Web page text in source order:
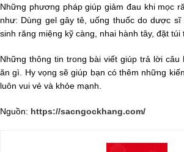
Những phương pháp giúp giảm đau khi mọc
như: Dùng gel gây tê, uống thuốc do dược
sinh răng miệng kỹ càng, nhai hành tây, đặt túi
Những thông tin trong bài viết giúp trả lời câu
ăn gì. Hy vọng sẽ giúp bạn có thêm những
luôn vui vẻ và khỏe mạnh.
Nguồn: https://sacngockhang.com/